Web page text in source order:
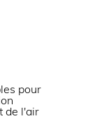
V Tri+N
pour
de l'air